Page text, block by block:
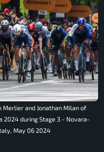
and Jonathan Milan of
2024 during Stage 3 - Novara-
May 06 2024